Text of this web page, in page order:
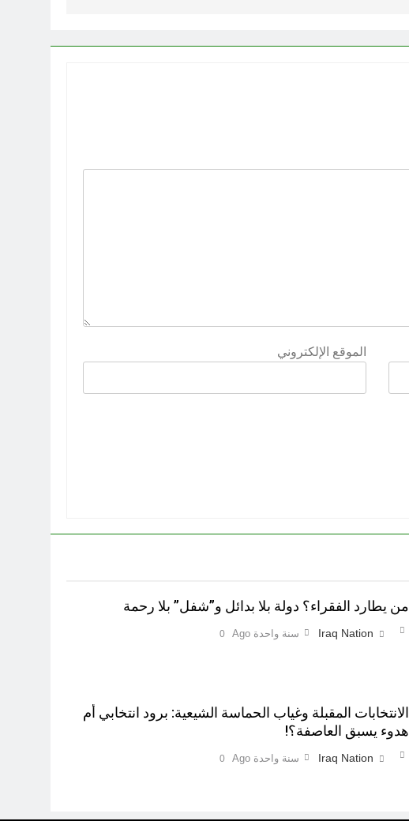
الموقع الإلكتروني
من يطارد الفقراء؟ دولة بلا بدائل و”شفل” بلا رحمة
Iraq Nation سنة واحدة Ago 0
الانتخابات المقبلة وغياب الحماسة الشيعية: برود انتخابي أم
هدوء يسبق العاصفة؟!
Iraq Nation سنة واحدة Ago 0